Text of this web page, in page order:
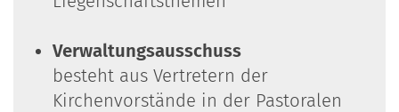
Verwaltungsausschuss
besteht aus Vertretern der
Kirchenvorstände in der Pastoralen